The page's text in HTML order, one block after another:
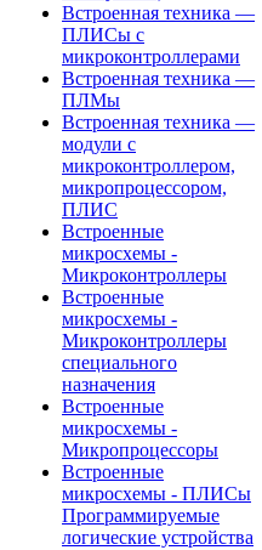
Встроенная техника —
ПЛИСы с
микроконтроллерами
Встроенная техника —
ПЛМы
Встроенная техника —
модули с
микроконтроллером,
микропроцессором,
ПЛИС
Встроенные
микросхемы -
Микроконтроллеры
Встроенные
микросхемы -
Микроконтроллеры
специального
назначения
Встроенные
микросхемы -
Микропроцессоры
Встроенные
микросхемы - ПЛИСы
Программируемые
логические устройства